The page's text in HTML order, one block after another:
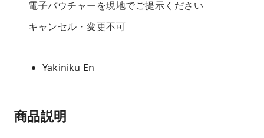
電子バウチャーを現地でご提示ください
キャンセル・変更不可
Yakiniku En
商品説明